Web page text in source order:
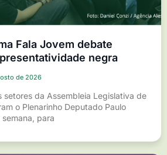
Fala Jovem debate
negra
de 2026
setores da Assembleia Legislativa de
o Plenarinho Deputado Paulo
para